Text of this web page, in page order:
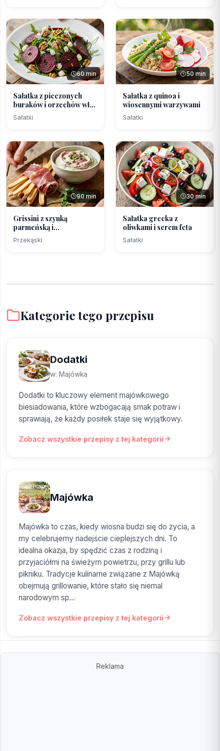
60 min
Sałatka z pieczonych
buraków i orzechów wł...
Sałatki
50 min
Sałatka z quinoa i
wiosennymi warzywami
Sałatki
90 min
Grissini z szynką
parmeńską i
rabarbarowo-...
Przekąski
30 min
Sałatka grecka z
oliwkami i serem feta
Sałatki
Kategorie tego przepisu
Dodatki
w: Majówka
Dodatki to kluczowy element majówkowego
biesiadowania, które wzbogacają smak potraw i
sprawiają, że każdy posiłek staje się wyjątkowy.
Zobacz wszystkie przepisy z tej kategorii
Majówka
Majówka to czas, kiedy wiosna budzi się do życia, a
my celebrujemy nadejście cieplejszych dni. To
idealna okazja, by spędzić czas z rodziną i
przyjaciółmi na świeżym powietrzu, przy grillu lub
pikniku. Tradycje kulinarne związane z Majówką
obejmują grillowanie, które stało się niemal
narodowym sp...
Zobacz wszystkie przepisy z tej kategorii
Reklama